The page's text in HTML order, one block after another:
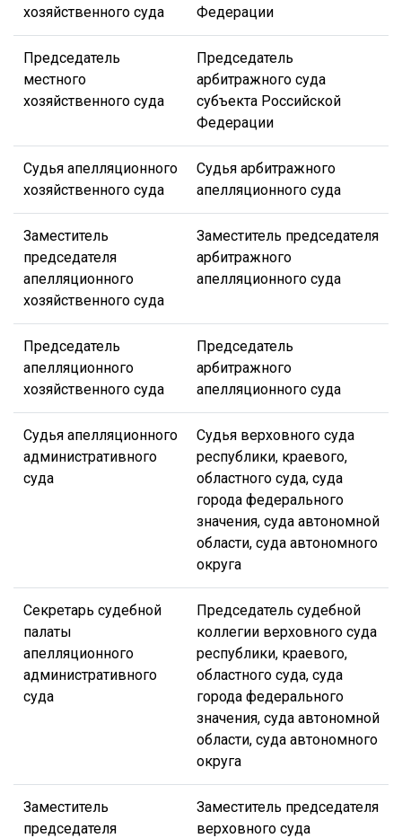
хозяйственного суда
Федерации
Председатель
местного
хозяйственного суда
Председатель
арбитражного суда
субъекта Российской
Федерации
Судья апелляционного
хозяйственного суда
Судья арбитражного
апелляционного суда
Заместитель
председателя
апелляционного
хозяйственного суда
Заместитель председателя
арбитражного
апелляционного суда
Председатель
апелляционного
хозяйственного суда
Председатель
арбитражного
апелляционного суда
Судья апелляционного
административного
суда
Судья верховного суда
республики, краевого,
областного суда, суда
города федерального
значения, суда автономной
области, суда автономного
округа
Секретарь судебной
палаты
апелляционного
административного
суда
Председатель судебной
коллегии верховного суда
республики, краевого,
областного суда, суда
города федерального
значения, суда автономной
области, суда автономного
округа
Заместитель
председателя
Заместитель председателя
верховного суда